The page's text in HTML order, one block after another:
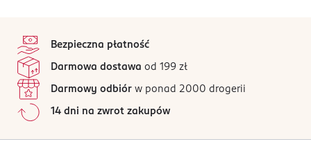
Bezpieczna płatność
Darmowa dostawa od 199 zł
Darmowy odbiór w ponad 2000 drogerii
14 dni na zwrot zakupów